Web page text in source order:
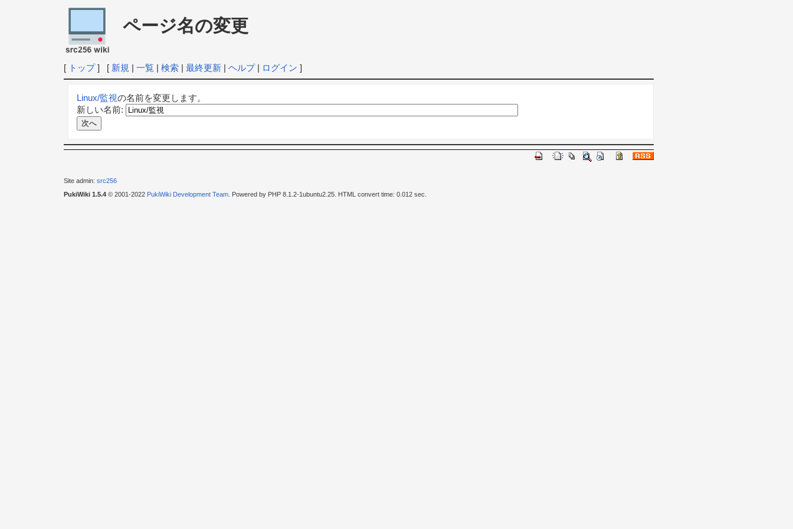
ページ名の変更
[ トップ] [ 新規 | 一覧| 検索| 最終更新| ヘルプ| ログイン ]
Linux/監視の名前を変更します。
新しい名前:
Site admin: src256
PukiWiki 1.5.4© 2001-2022 PukiWiki Development Team. Powered by PHP 8.1.2-1ubuntu2.25. HTML convert time: 0.012 sec.